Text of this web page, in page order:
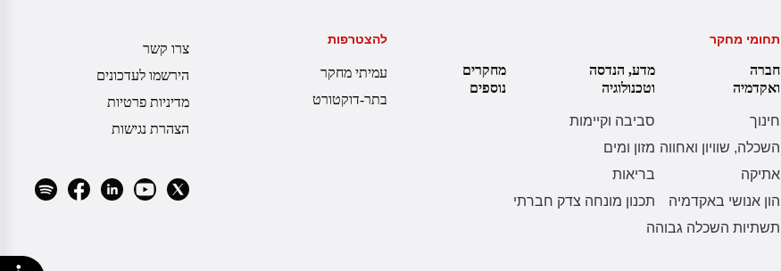
תחומי מחקר
חברה
ואקדמיה
חינוך
השכלה, שוויון ואחווה
אתיקה
הון אנושי באקדמיה
תשתיות השכלה גבוהה
מדע, הנדסה
וטכנולוגיה
סביבה וקיימות
מזון ומים
בריאות
תכנון מונחה צדק חברתי
מחקרים
נוספים
להצטרפות
עמיתי מחקר
בתר-דוקטורט
צרו קשר
הירשמו לעדכונים
מדיניות פרטיות
הצהרת נגישות